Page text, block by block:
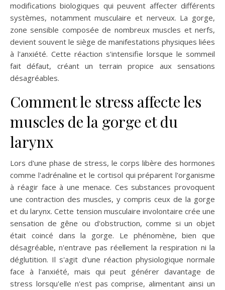
modifications biologiques qui peuvent affecter différents
systèmes, notamment musculaire et nerveux. La gorge,
zone sensible composée de nombreux muscles et nerfs,
devient souvent le siège de manifestations physiques liées
à l'anxiété. Cette réaction s'intensifie lorsque le sommeil
fait défaut, créant un terrain propice aux sensations
désagréables.
Comment le stress affecte les
muscles de la gorge et du
larynx
Lors d'une phase de stress, le corps libère des hormones
comme l'adrénaline et le cortisol qui préparent l'organisme
à réagir face à une menace. Ces substances provoquent
une contraction des muscles, y compris ceux de la gorge
et du larynx. Cette tension musculaire involontaire crée une
sensation de gêne ou d'obstruction, comme si un objet
était coincé dans la gorge. Le phénomène, bien que
désagréable, n'entrave pas réellement la respiration ni la
déglutition. Il s'agit d'une réaction physiologique normale
face à l'anxiété, mais qui peut générer davantage de
stress lorsqu'elle n'est pas comprise, alimentant ainsi un